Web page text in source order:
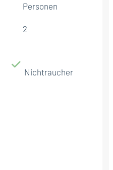
Personen
2
Nichtraucher